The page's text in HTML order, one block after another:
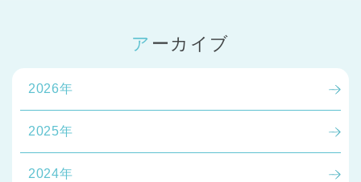
アーカイブ
2026年
2025年
2024年